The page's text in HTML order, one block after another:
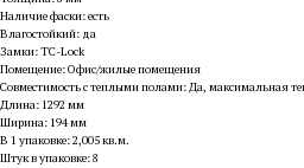
Наличие фаски: есть
Влагостойкий: да
Замки: TC-Lock
Помещение: Офис/жилые помещения
Совместимость с теплыми полами: Да, максимальная
Длина: 1292 мм
Ширина: 194 мм
В 1 упаковке: 2,005 кв.м.
Штук в упаковке: 8